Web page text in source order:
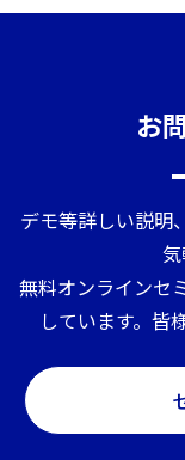
お
デモ等詳しい説明
無料オンラインセ
しています。皆